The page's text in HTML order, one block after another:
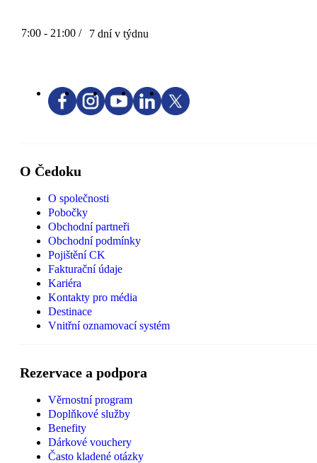
7:00 - 21:00 / 7 dní v týdnu
O Čedoku
O společnosti
Pobočky
Obchodní partneři
Obchodní podmínky
Pojištění CK
Fakturační údaje
Kariéra
Kontakty pro média
Destinace
Vnitřní oznamovací systém
Rezervace a podpora
Věrnostní program
Doplňkové služby
Benefity
Dárkové vouchery
Často kladené otázky